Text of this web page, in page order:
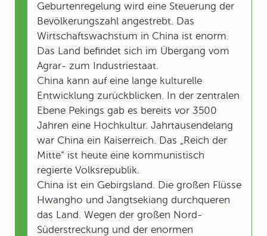
Geburtenregelung wird eine Steuerung der
Bevölkerungszahl angestrebt. Das
Wirtschaftswachstum in China ist enorm.
Das Land befindet sich im Übergang vom
Agrar- zum Industriestaat.
China kann auf eine lange kulturelle
Entwicklung zurückblicken. In der zentralen
Ebene Pekings gab es bereits vor 3500
Jahren eine Hochkultur. Jahrtausendelang
war China ein Kaiserreich. Das „Reich der
Mitte“ ist heute eine kommunistisch
regierte Volksrepublik.
China ist ein Gebirgsland. Die großen Flüsse
Hwangho und Jangtsekiang durchqueren
das Land. Wegen der großen Nord-
Süderstreckung und der enormen